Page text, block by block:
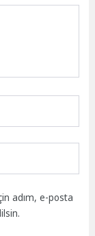
adım, e-posta